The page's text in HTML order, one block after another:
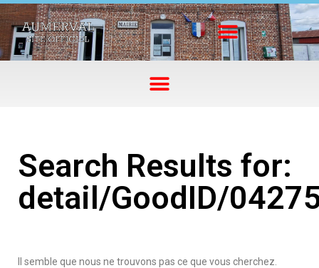
Search Results for:
detail/GoodID/
Il semble que nous ne trouvons pas ce que vous cherchez.